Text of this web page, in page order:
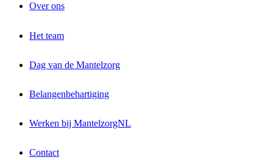
Over ons
Het team
Dag van de Mantelzorg
Belangenbehartiging
Werken bij MantelzorgNL
Contact